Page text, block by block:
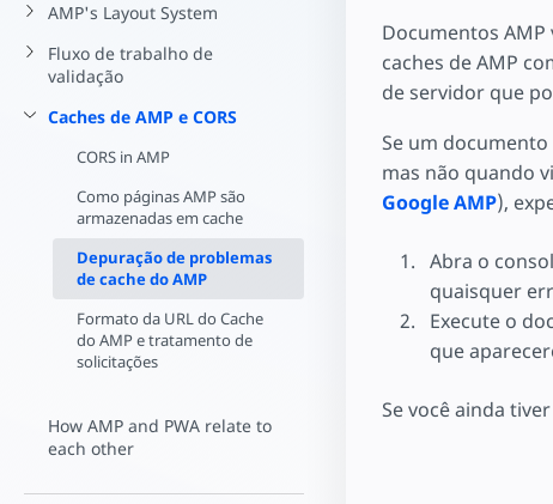
Ferramentas
Comece a criar
AMP's Layout System
Fluxo de trabalho de
validação
Caches de AMP e CORS
CORS in AMP
Como páginas AMP são
armazenadas em cache
Depuração de problemas
de cache do AMP
Formato da URL do Cache
do AMP e tratamento de
solicitações
How AMP and PWA relate to
each other
Documentos
caches de AMP
de servidor que
Se um
mas não quando
Google AMP),
Abra o
quaisquer
Execute o
que
Se você ainda